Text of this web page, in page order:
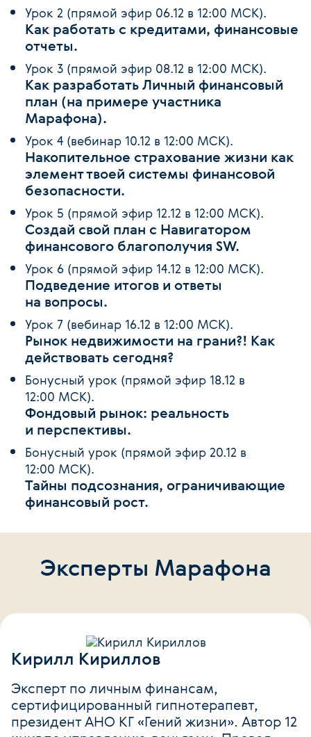
Урок 2 (прямой эфир 06.12 в 12:00 МСК).
Как работать с кредитами, финансовые
отчеты.
Урок 3 (прямой эфир 08.12 в 12:00 МСК).
Как разработать Личный финансовый
план (на примере участника
Марафона).
Урок 4 (вебинар 10.12 в 12:00 МСК).
Накопительное страхование жизни как
элемент твоей системы финансовой
безопасности.
Урок 5 (прямой эфир 12.12 в 12:00 МСК).
Создай свой план с Навигатором
финансового благополучия SW.
Урок 6 (прямой эфир 14.12 в 12:00 МСК).
Подведение итогов и ответы
на вопросы.
Урок 7 (вебинар 16.12 в 12:00 МСК).
Рынок недвижимости на грани?! Как
действовать сегодня?
Бонусный урок (прямой эфир 18.12 в
12:00 МСК).
Фондовый рынок: реальность
и перспективы.
Бонусный урок (прямой эфир 20.12 в
12:00 МСК).
Тайны подсознания, ограничивающие
финансовый рост.
Эксперты Марафона
Кирилл Кириллов
Эксперт по личным финансам,
сертифицированный гипнотерапевт,
президент АНО КГ «Гений жизни». Автор 12